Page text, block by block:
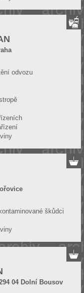
odvozu
škůdci
04 Dolní Bousov